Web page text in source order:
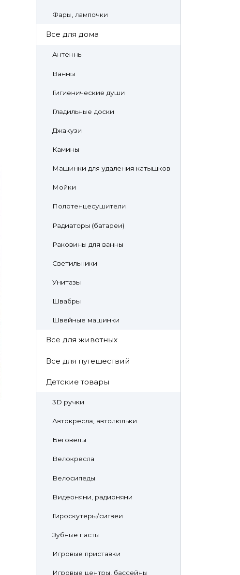
Фары, лампочки
Все для дома
Антенны
Ванны
Гигиенические души
Гладильные доски
Джакузи
Камины
Машинки для удаления катышков
Мойки
Полотенцесушители
Радиаторы (батареи)
Раковины для ванны
Светильники
Унитазы
Швабры
Швейные машинки
Все для животных
Все для путешествий
Детские товары
3D ручки
Автокресла, автолюльки
Беговелы
Велокресла
Велосипеды
Видеоняни, радионяни
Гироскутеры/сигвеи
Зубные пасты
Игровые приставки
Игровые центры, бассейны